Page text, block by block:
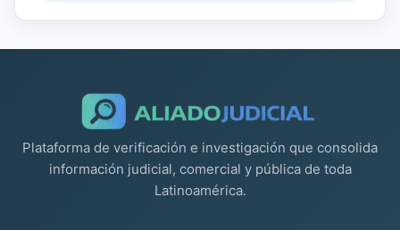
Plataforma de verificación e investigación que consolida
información judicial, comercial y pública de toda
Latinoamérica.